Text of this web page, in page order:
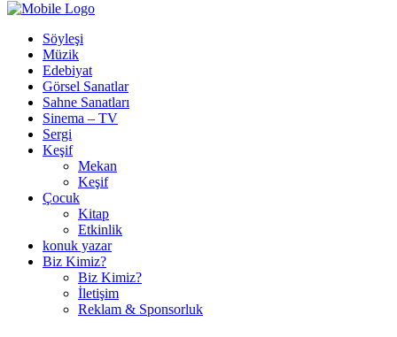
Söyleşi
Müzik
Edebiyat
Görsel Sanatlar
Sahne Sanatları
Sinema – TV
Sergi
Keşif
Mekan
Keşif
Çocuk
Kitap
Etkinlik
konuk yazar
Biz Kimiz?
Biz Kimiz?
İletişim
Reklam & Sponsorluk